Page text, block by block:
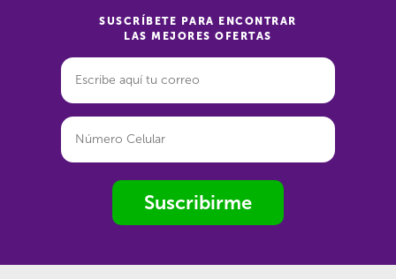
SUSCRÍBETE PARA ENCONTRAR
LAS MEJORES OFERTAS
Suscribirme